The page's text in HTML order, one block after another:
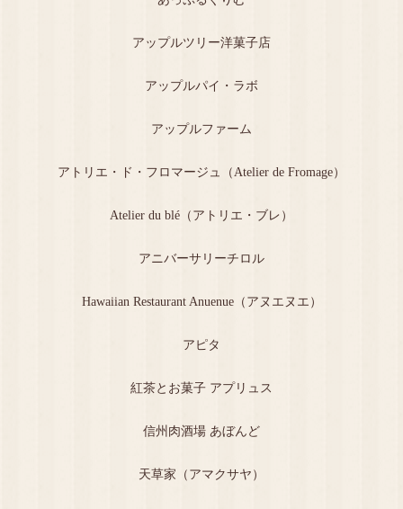
アップルツリー洋菓子店
アップルパイ・ラボ
アップルファーム
アトリエ・ド・フロマージュ（Atelier de Fromage）
Atelier du blé（アトリエ・ブレ）
アニバーサリーチロル
Hawaiian Restaurant Anuenue（アヌエヌエ）
アピタ
紅茶とお菓子 アプリュス
信州肉酒場 あぼんど
天草家（アマクサヤ）